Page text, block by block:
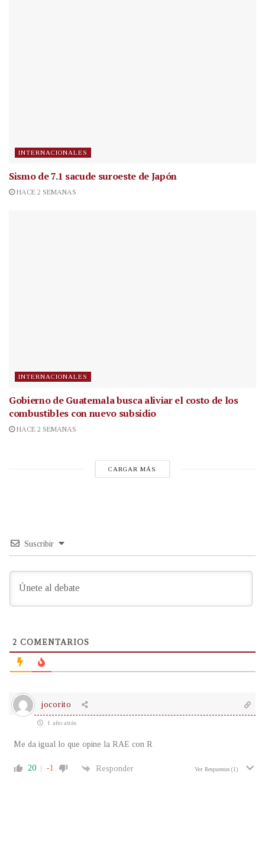
INTERNACIONALES
Sismo de 7.1 sacude suroeste de Japón
HACE 2 SEMANAS
INTERNACIONALES
Gobierno de Guatemala busca aliviar el costo de los
combustibles con nuevo subsidio
HACE 2 SEMANAS
CARGAR MÁS
Suscribir
2 COMENTARIOS
jocorito
1 año atrás
Me da igual lo que opine la RAE con R
20 -1 Responder Ver Respuestas (1)